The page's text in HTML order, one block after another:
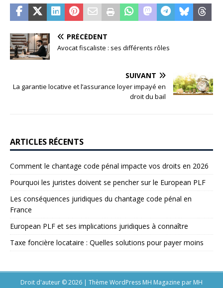
PRÉCÉDENT
Avocat fiscaliste : ses différents rôles
SUIVANT
La garantie locative et l’assurance loyer impayé en
droit du bail
ARTICLES RÉCENTS
Comment le chantage code pénal impacte vos droits en 2026
Pourquoi les juristes doivent se pencher sur le European PLF
Les conséquences juridiques du chantage code pénal en
France
European PLF et ses implications juridiques à connaître
Taxe foncière locataire : Quelles solutions pour payer moins
Droit d'auteur © 2026 | Thème WordPress MH Magazine par MH